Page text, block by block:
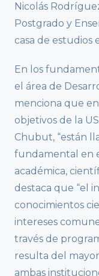
Nicolás
Postgrado y
casa de estudios
En los
el área de
menciona que
objetivos de la
Chubut, “están
fundamental en
académica,
destaca que “el
conocimientos
intereses
través de
resulta del
ambas